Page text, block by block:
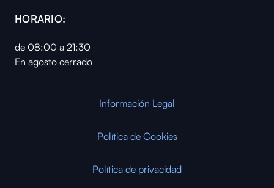
HORARIO:
de 08:00 a 21:30
En agosto cerrado
Información Legal
Política de Cookies
Política de privacidad